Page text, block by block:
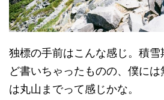
独標の手前はこんな感じ。積
ど書いちゃったものの、僕に
は丸山までって感じかな。